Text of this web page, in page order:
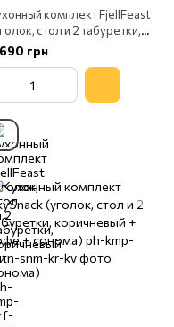
комплект FjellFeast
стол и 2 табуретки,
и сонома)
грн